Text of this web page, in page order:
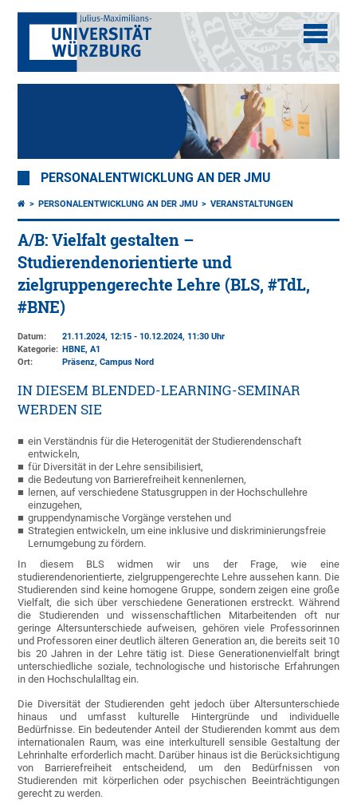
PERSONALENTWICKLUNG AN DER JMU
PERSONALENTWICKLUNG AN DER JMU VERANSTALTUNGEN
A/B: Vielfalt gestalten –
Studierendenorientierte und
zielgruppengerechte Lehre (BLS, #TdL,
#BNE)
Datum:
21.11.2024, 12:15 - 10.12.2024, 11:30 Uhr
Kategorie: HBNE, A1
Ort:
Präsenz, Campus Nord
IN DIESEM BLENDED-LEARNING-SEMINAR
WERDEN SIE
ein Verständnis für die Heterogenität der Studierendenschaft
entwickeln,
für Diversität in der Lehre sensibilisiert,
die Bedeutung von Barrierefreiheit kennenlernen,
lernen, auf verschiedene Statusgruppen in der Hochschullehre
einzugehen,
gruppendynamische Vorgänge verstehen und
Strategien entwickeln, um eine inklusive und diskriminierungsfreie
Lernumgebung zu fördern.
In diesem BLS widmen wir uns der Frage, wie eine
studierendenorientierte, zielgruppengerechte Lehre aussehen kann. Die
Studierenden sind keine homogene Gruppe, sondern zeigen eine große
Vielfalt, die sich über verschiedene Generationen erstreckt. Während
die Studierenden und wissenschaftlichen Mitarbeitenden oft nur
geringe Altersunterschiede aufweisen, gehören viele Professorinnen
und Professoren einer deutlich älteren Generation an, die bereits seit 10
bis 20 Jahren in der Lehre tätig ist. Diese Generationenvielfalt bringt
unterschiedliche soziale, technologische und historische Erfahrungen
in den Hochschulalltag ein.
Die Diversität der Studierenden geht jedoch über Altersunterschiede
hinaus und umfasst kulturelle Hintergründe und individuelle
Bedürfnisse. Ein bedeutender Anteil der Studierenden kommt aus dem
internationalen Raum, was eine interkulturell sensible Gestaltung der
Lehrinhalte erforderlich macht. Darüber hinaus ist die Berücksichtigung
von Barrierefreiheit entscheidend, um den Bedürfnissen von
Studierenden mit körperlichen oder psychischen Beeinträchtigungen
gerecht zu werden.